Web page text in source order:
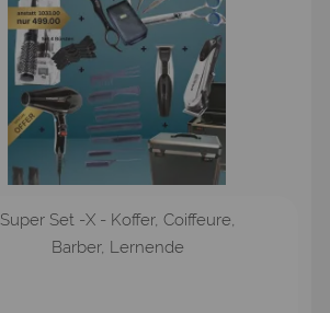
Super Set -X - Koffer, Coiffeure,
Barber, Lernende